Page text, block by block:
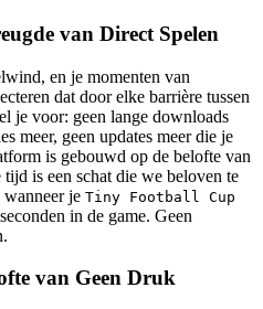
van Direct Spelen
en je momenten van
dat door elke barrière tussen
je voor: geen lange downloads
meer, geen updates meer die je
is gebouwd op de belofte van
is een schat die we beloven te
je Tiny Football Cup
in de game. Geen
van Geen Druk